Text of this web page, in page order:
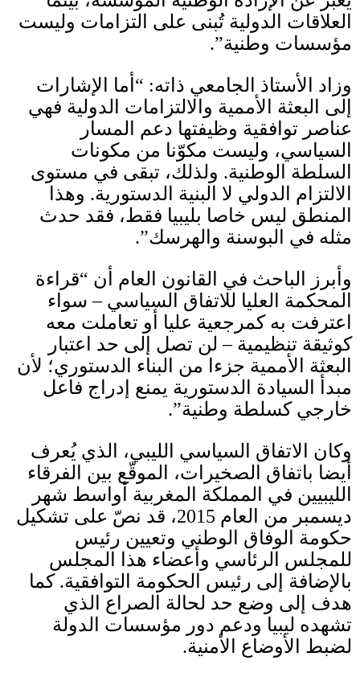
العلاقات الدولية تُبنى على التزامات وليست
مؤسسات وطنية”.
وزاد الأستاذ الجامعي ذاته: “ أما الإشارات
إلى البعثة الأممية والالتزامات الدولية فهي
عناصر توافقية وظيفتها دعم المسار
السياسي، وليست مكوّنا من مكونات
السلطة الوطنية. ولذلك، تبقى في مستوى
الالتزام الدولي لا البنية الدستورية. وهذا
المنطق ليس خاصا بليبيا فقط، فقد حدث
مثله في البوسنة والهرسك”.
وأبرز الباحث في القانون العام أن “قراءة
المحكمة العليا للاتفاق السياسي – سواء
اعترفت به كمرجعية عليا أو تعاملت معه
كوثيقة تنظيمية – لن تصل إلى حد اعتبار
البعثة الأممية جزءا من البناء الدستوري؛ لأن
مبدأ السيادة الدستورية يمنع إدراج فاعل
خارجي كسلطة وطنية”.
وكان الاتفاق السياسي الليبي، الذي يُعرف
أيضا باتفاق الصخيرات، الموقّع بين الفرقاء
الليبيين في المملكة المغربية أواسط شهر
ديسمبر من العام 2015، قد نصّ على تشكيل
حكومة الوفاق الوطني وتعيين رئيس
للمجلس الرئاسي وأعضاء هذا المجلس
بالإضافة إلى رئيس الحكومة التوافقية.كما
هدف إلى وضع حد لحالة الصراع الذي
تشهده ليبيا ودعم دور مؤسسات الدولة
لضبط الأوضاع الأمنية.